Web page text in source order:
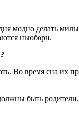
модно делать
ньюборн.
Во время сна их
быть